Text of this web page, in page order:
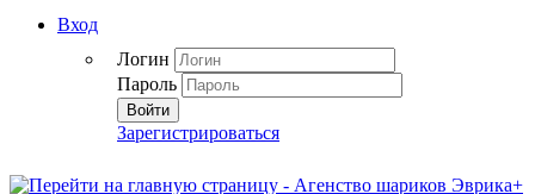
Вход
Логин
Пароль
Войти
Зарегистрироваться